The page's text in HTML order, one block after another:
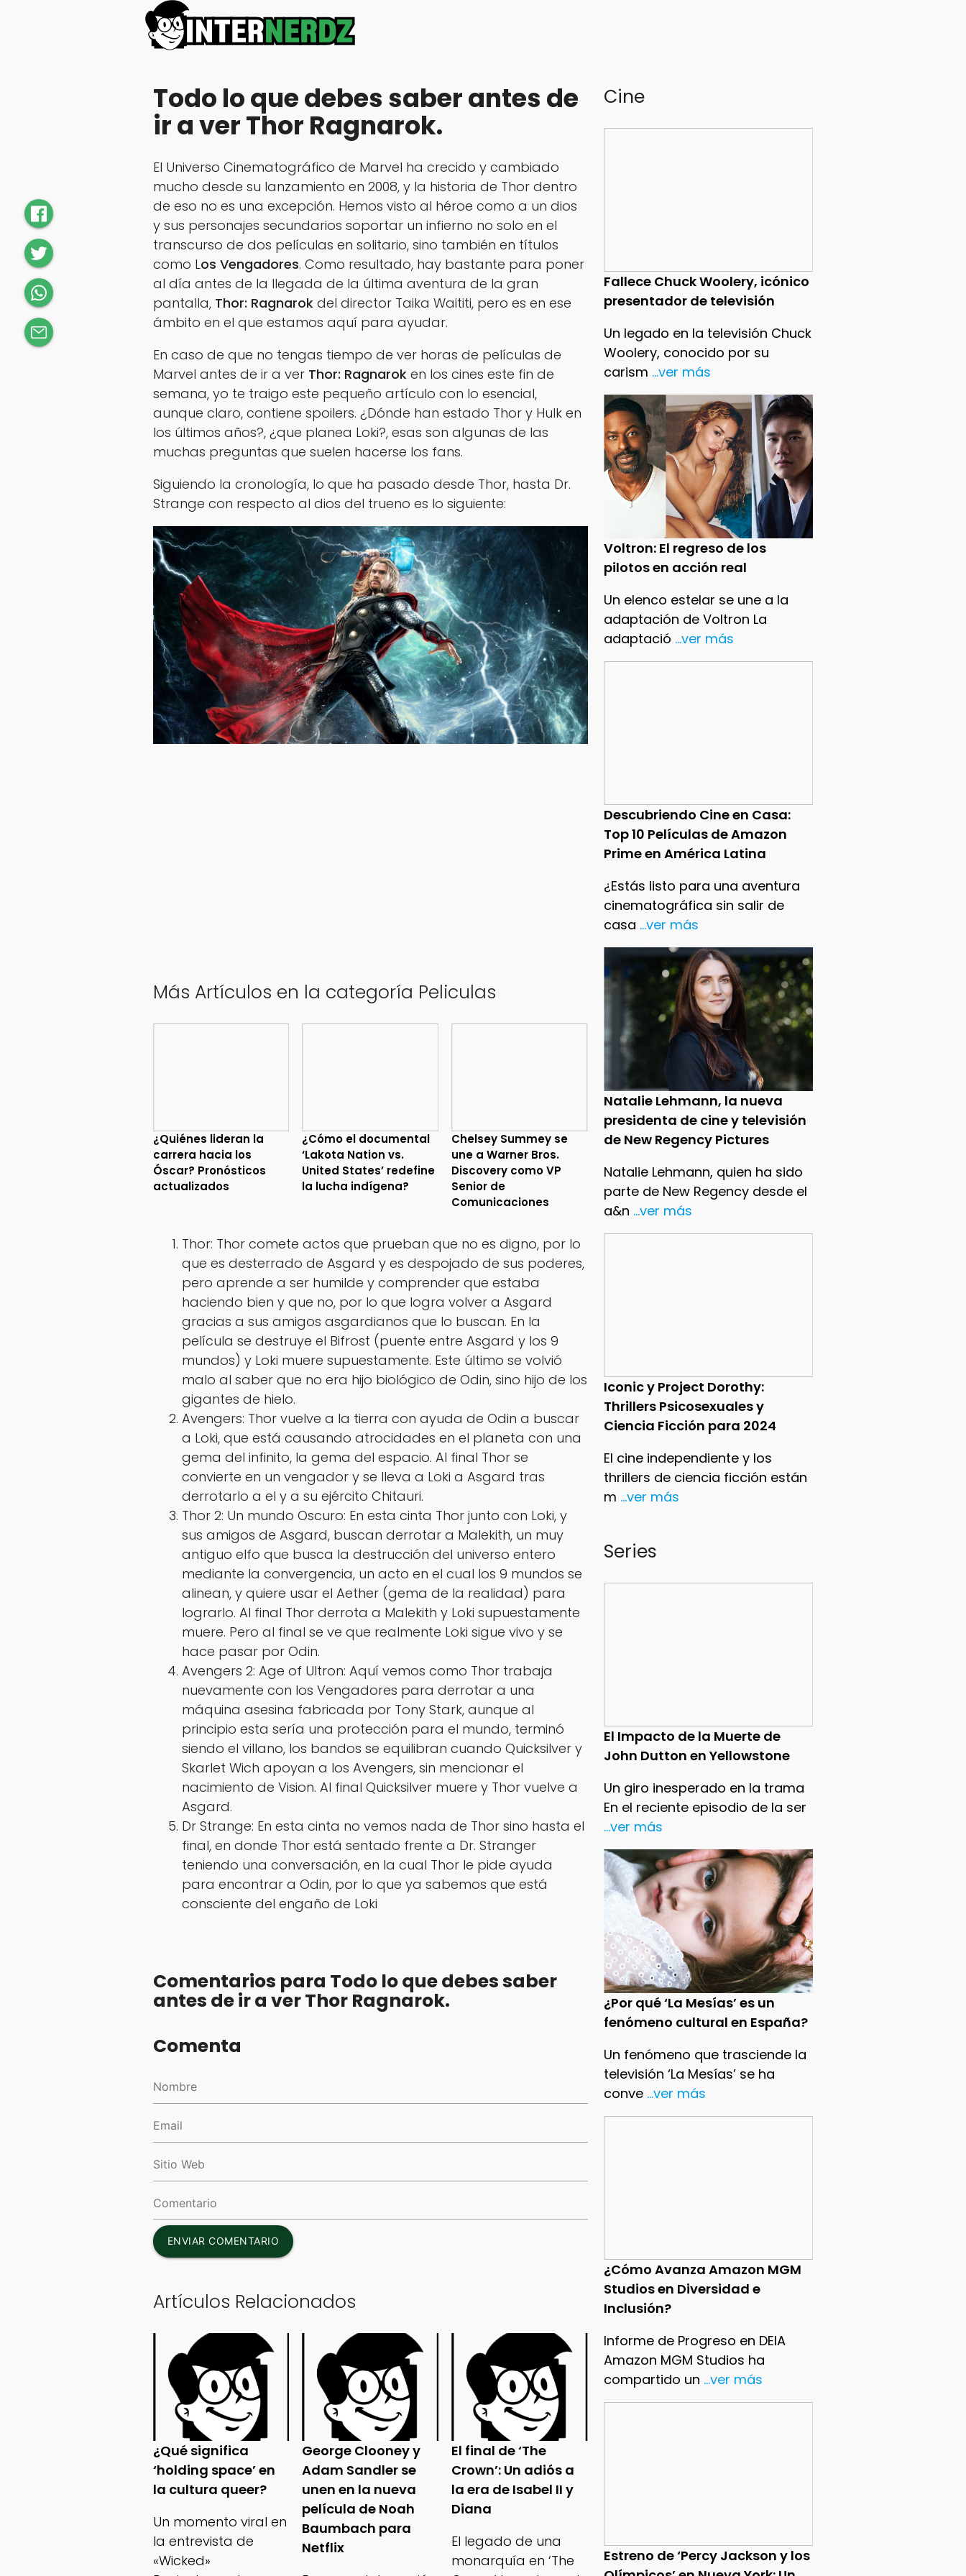
Cine
Fallece Chuck Woolery, icónico
presentador de televisión
Un legado en la televisión Chuck
Woolery, conocido por su
carism ...ver más
Voltron: El regreso de los
pilotos en acción real
Un elenco estelar se une a la
adaptación de Voltron La
adaptació ...ver más
Descubriendo Cine en Casa:
Top 10 Películas de Amazon
Prime en América Latina
¿Estás listo para una aventura
cinematográfica sin salir de
casa ...ver más
Natalie Lehmann, la nueva
presidenta de cine y televisión
de New Regency Pictures
Natalie Lehmann, quien ha sido
parte de New Regency desde el
a&n ...ver más
Iconic y Project Dorothy:
Thrillers Psicosexuales y
Ciencia Ficción para 2024
El cine independiente y los
thrillers de ciencia ficción están
m ...ver más
Series
El Impacto de la Muerte de
John Dutton en Yellowstone
Un giro inesperado en la trama
En el reciente episodio de la ser
...ver más
¿Por qué ‘La Mesías’ es un
fenómeno cultural en España?
Un fenómeno que trasciende la
televisión ‘La Mesías’ se ha
conve ...ver más
¿Cómo Avanza Amazon MGM
Studios en Diversidad e
Inclusión?
Informe de Progreso en DEIA
Amazon MGM Studios ha
compartido un ...ver más
Estreno de ‘Percy Jackson y los
Todo lo que debes saber antes de
ir a ver Thor Ragnarok.
El Universo Cinematográfico de Marvel ha crecido y cambiado
mucho desde su lanzamiento en 2008, y la historia de Thor dentro
de eso no es una excepción. Hemos visto al héroe como a un dios
y sus personajes secundarios soportar un infierno no solo en el
transcurso de dos películas en solitario, sino también en títulos
como Los Vengadores. Como resultado, hay bastante para poner
al día antes de la llegada de la última aventura de la gran
pantalla, Thor: Ragnarokdel director Taika Waititi, pero es en ese
ámbito en el que estamos aquí para ayudar.
En caso de que no tengas tiempo de ver horas de películas de
Marvel antes de ir a ver Thor: Ragnaroken los cines este fin de
semana, yo te traigo este pequeño artículo con lo esencial,
aunque claro, contiene spoilers. ¿Dónde han estado Thor y Hulk en
los últimos años?, ¿que planea Loki?, esas son algunas de las
muchas preguntas que suelen hacerse los fans.
Siguiendo la cronología, lo que ha pasado desde Thor, hasta Dr.
Strange con respecto al dios del trueno es lo siguiente:
Más Artículos en la categoría Peliculas
¿Quiénes lideran la
carrera hacia los
Óscar? Pronósticos
actualizados
¿Cómo el documental
‘Lakota Nation vs.
United States’ redefine
la lucha indígena?
Chelsey Summey se
une a Warner Bros.
Discovery como VP
Senior de
Comunicaciones
Thor: Thor comete actos que prueban que no es digno, por lo
que es desterrado de Asgard y es despojado de sus poderes,
pero aprende a ser humilde y comprender que estaba
haciendo bien y que no, por lo que logra volver a Asgard
gracias a sus amigos asgardianos que lo buscan. En la
película se destruye el Bifrost (puente entre Asgard y los 9
mundos) y Loki muere supuestamente. Este último se volvió
malo al saber que no era hijo biológico de Odin, sino hijo de los
gigantes de hielo.
Avengers: Thor vuelve a la tierra con ayuda de Odin a buscar
a Loki, que está causando atrocidades en el planeta con una
gema del infinito, la gema del espacio. Al final Thor se
convierte en un vengador y se lleva a Loki a Asgard tras
derrotarlo a el y a su ejército Chitauri.
Thor 2: Un mundo Oscuro: En esta cinta Thor junto con Loki, y
sus amigos de Asgard, buscan derrotar a Malekith, un muy
antiguo elfo que busca la destrucción del universo entero
mediante la convergencia, un acto en el cual los 9 mundos se
alinean, y quiere usar el Aether (gema de la realidad) para
lograrlo. Al final Thor derrota a Malekith y Loki supuestamente
muere. Pero al final se ve que realmente Loki sigue vivo y se
hace pasar por Odin.
Avengers 2: Age of Ultron: Aquí vemos como Thor trabaja
nuevamente con los Vengadores para derrotar a una
máquina asesina fabricada por Tony Stark, aunque al
principio esta sería una protección para el mundo, terminó
siendo el villano, los bandos se equilibran cuando Quicksilver y
Skarlet Wich apoyan a los Avengers, sin mencionar el
nacimiento de Vision. Al final Quicksilver muere y Thor vuelve a
Asgard.
Dr Strange: En esta cinta no vemos nada de Thor sino hasta el
final, en donde Thor está sentado frente a Dr. Stranger
teniendo una conversación, en la cual Thor le pide ayuda
para encontrar a Odin, por lo que ya sabemos que está
consciente del engaño de Loki
Comentarios para Todo lo que debes saber
antes de ir a ver Thor Ragnarok.
Comenta
ENVIAR COMENTARIO
Artículos Relacionados
¿Qué significa
‘holding space’ en
la cultura queer?
Un momento viral en
la entrevista de
«Wicked»
George Clooney y
Adam Sandler se
unen en la nueva
película de Noah
Baumbach para
Netflix
El final de ‘The
Crown’: Un adiós a
la era de Isabel II y
Diana
El legado de una
monarquía en ‘The